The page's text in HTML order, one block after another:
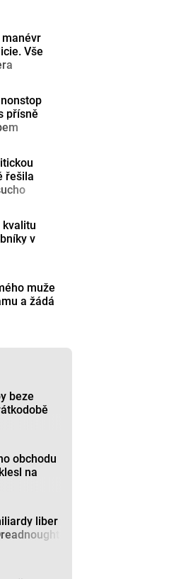
Vše
přísně
řešila
kvalitu
v
muže
a žádá
beze
obchodu
na
liber